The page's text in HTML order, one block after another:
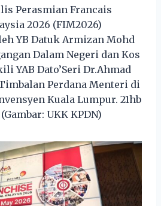
Perasmian Francais
2026 (FIM2026)
YB Datuk Armizan Mohd
Dalam Negeri dan Kos
YAB Dato’Seri Dr.Ahmad
Perdana Menteri di
Kuala Lumpur. 21hb
UKK KPDN)